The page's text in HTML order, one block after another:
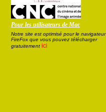
Pour les utilisateurs de Mac
Notre site est optimisé pour le navigateur
FireFox que vous pouvez télécharger
gratuitement ici